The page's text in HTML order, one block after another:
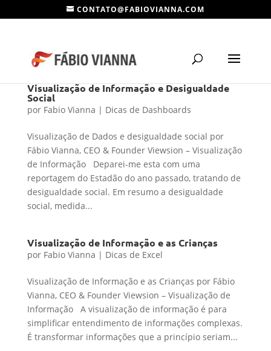
CONTATO@FABIOVIANNA.COM
Visualização de Informação e Desigualdade
Social
por Fabio Vianna | Dicas de Dashboards
Visualização de Dados e desigualdade social por
Fábio Vianna, CEO & Founder Viewsion – Visualização
de Informação Deparei-me esta com uma
reportagem do Estadão do ano passado, tratando de
desigualdade social. Em resumo a desigualdade
social, medida...
Visualização de Informação e as Crianças
por Fabio Vianna | Dicas de Excel
Visualização de Informação e as Crianças por Fábio
Vianna, CEO & Founder Viewsion – Visualização de
Informação A visualização de informação é para
simplificar entendimento de informações complexas.
É transformar informações que a princípio seriam...